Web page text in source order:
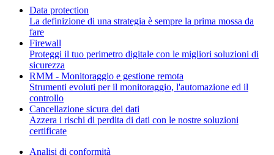
Data protection
La definizione di una strategia è sempre la prima mossa da
fare
Firewall
Proteggi il tuo perimetro digitale con le migliori soluzioni di
sicurezza
RMM - Monitoraggio e gestione remota
Strumenti evoluti per il monitoraggio, l'automazione ed il
controllo
Cancellazione sicura dei dati
Azzera i rischi di perdita di dati con le nostre soluzioni
certificate
Analisi di conformità